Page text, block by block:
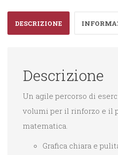
DESCRIZIONE
Descrizione
Un agile percorso di
volumi per il rinforzo e il
matematica.
Grafica chiara e